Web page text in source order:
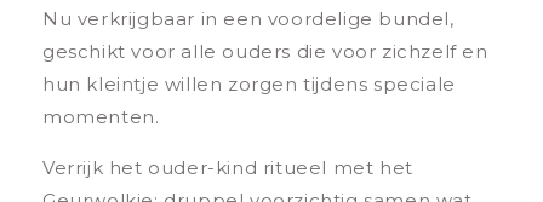
Nu verkrijgbaar in een voordelige bundel,
geschikt voor alle ouders die voor zichzelf en
hun kleintje willen zorgen tijdens speciale
momenten.
Verrijk het ouder-kind ritueel met het